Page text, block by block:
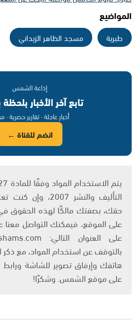
المواضيع
طبرية مسجد الظاهر الزيداني
إذاعة الشمس
تابع آخر الأخبار
أخبار عاجلة · تقارير حصرية ·
انضم للقناة ←
التأليف والنشر
حقك، بصفتك مالكًا لهذه الحقوق
على الموقع، فيمكنك التواصل معنا
بالتوقف عن استخدام المواد، مع
هاتفك وإرفاق تصوير للشاشة
على موقع الشمس. وشكرًا!